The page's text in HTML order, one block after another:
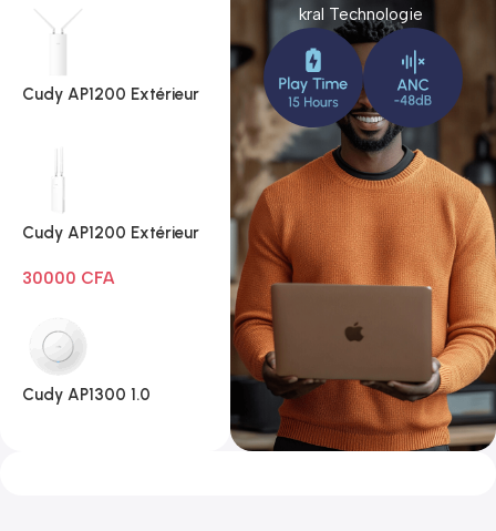
Cudy AP1200 Extérieur
Cudy AP1200 Extérieur
30000 CFA
Cudy AP1300 1.0
kral Technologie